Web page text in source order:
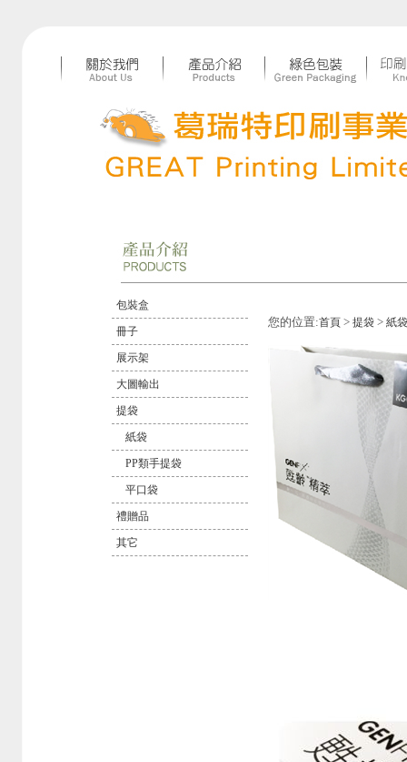
包裝盒
冊子
展示架
大圖輸出
提袋
紙袋
PP類手提袋
平口袋
禮贈品
其它
您的位置:首頁> 提袋> 紙袋